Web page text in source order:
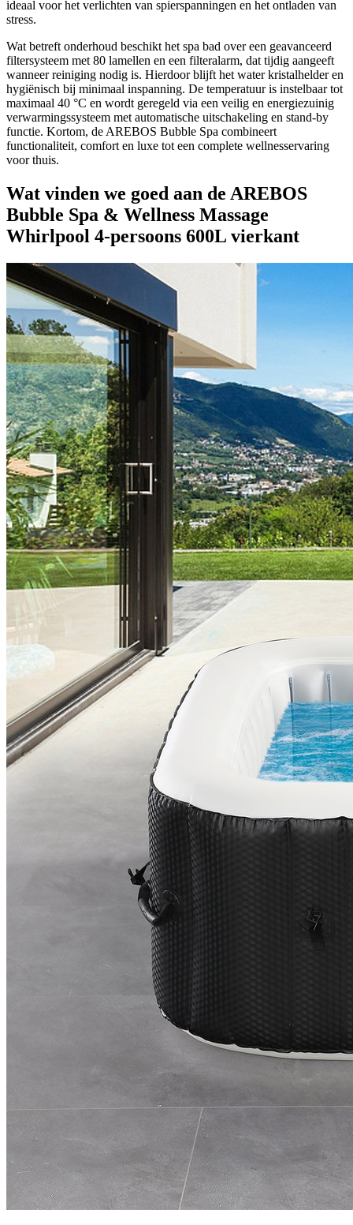
ideaal voor het verlichten van spierspanningen en het ontladen van
stress.
Wat betreft onderhoud beschikt het spa bad over een geavanceerd
filtersysteem met 80 lamellen en een filteralarm, dat tijdig aangeeft
wanneer reiniging nodig is. Hierdoor blijft het water kristalhelder en
hygiënisch bij minimaal inspanning. De temperatuur is instelbaar tot
maximaal 40 °C en wordt geregeld via een veilig en energiezuinig
verwarmingssysteem met automatische uitschakeling en stand-by
functie. Kortom, de AREBOS Bubble Spa combineert
functionaliteit, comfort en luxe tot een complete wellnesservaring
voor thuis.
Wat vinden we goed aan de AREBOS
Bubble Spa & Wellness Massage
Whirlpool 4-persoons 600L vierkant